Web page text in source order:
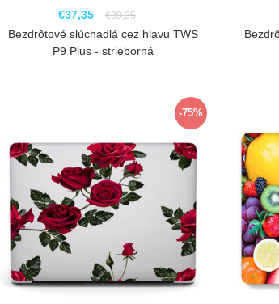
€37,35 €39,35
Bezdrôtové slúchadlá cez hlavu TWS
P9 Plus - strieborná
-75%